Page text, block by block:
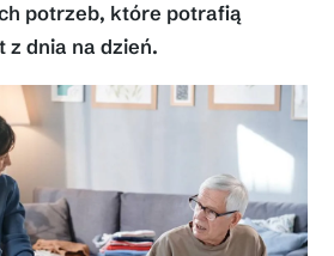
potrzeb, które potrafią
z dnia na dzień.